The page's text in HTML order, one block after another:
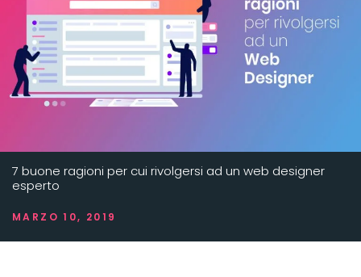
7 buone ragioni per cui rivolgersi ad un web designer
esperto
MARZO 10, 2019